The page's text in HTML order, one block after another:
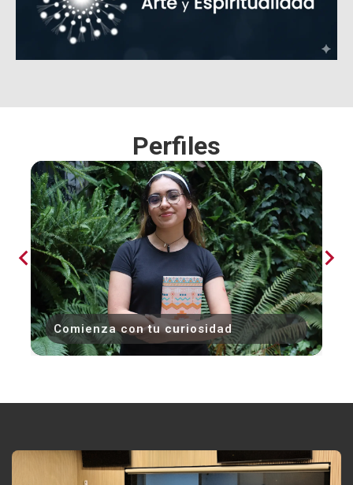
Perfiles
Comienza con tu curiosidad